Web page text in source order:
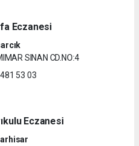
Eczanesi
SINAN CD.NO:4
53 03
Eczanesi